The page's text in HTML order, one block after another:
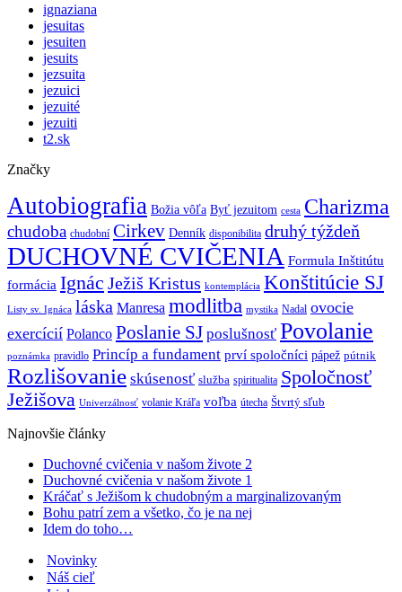
ignaziana
jesuitas
jesuiten
jesuits
jezsuita
jezuici
jezuité
jezuiti
t2.sk
Značky
Autobiografia Božia vôľa Byť jezuitom cesta Charizma
chudoba chudobní Cirkev Denník disponibilita druhý týždeň
DUCHOVNÉ CVIČENIA Formula Inštitútu
formácia Ignác Ježiš Kristus kontemplácia Konštitúcie SJ
Listy sv. Ignáca láska Manresa modlitba mystika Nadal ovocie
exercícií Polanco Poslanie SJ poslušnosť Povolanie
poznámka pravidlo Princíp a fundament prví spoločníci pápež pútnik
Rozlišovanie skúsenosť služba spiritualita Spoločnosť
Ježišova Univerzálnosť volanie Kráľa voľba útecha Štvrtý sľub
Najnovšie články
Duchovné cvičenia v našom živote 2
Duchovné cvičenia v našom živote 1
Kráčať s Ježišom k chudobným a marginalizovaným
Bohu patrí zem a všetko, čo je na nej
Idem do toho…
Novinky
Náš cieľ